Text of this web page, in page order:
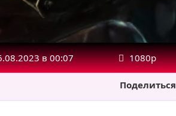
в 00:07 1080р
Поделиться